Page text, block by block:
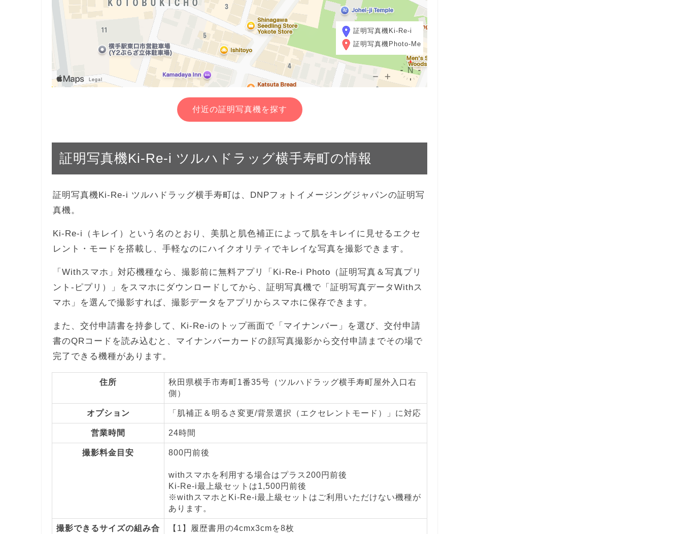
証明写真機Ki-Re-i
証明写真機Photo-Me
付近の証明写真機を探す
証明写真機Ki-Re-i ツルハドラッグ横手寿町の情報
証明写真機Ki-Re-i ツルハドラッグ横手寿町は、DNPフォトイメージングジャパンの証明写
真機。
Ki-Re-i（キレイ）という名のとおり、美肌と肌色補正によって肌をキレイに見せるエクセ
レント・モードを搭載し、手軽なのにハイクオリティでキレイな写真を撮影できます。
「Withスマホ」対応機種なら、撮影前に無料アプリ「Ki-Re-i Photo（証明写真＆写真プリ
ント-ピプリ）」をスマホにダウンロードしてから、証明写真機で「証明写真データWithス
マホ」を選んで撮影すれば、撮影データをアプリからスマホに保存できます。
また、交付申請書を持参して、Ki-Re-iのトップ画面で「マイナンバー」を選び、交付申請
書のQRコードを読み込むと、マイナンバーカードの顔写真撮影から交付申請までその場で
完了できる機種があります。
住所
秋田県横手市寿町1番35号（ツルハドラッグ横手寿町屋外入口右
側）
オプション 「肌補正＆明るさ変更/背景選択（エクセレントモード）」に対応
営業時間 24時間
撮影料金目安 800円前後
withスマホを利用する場合はプラス200円前後
Ki-Re-i最上級セットは1,500円前後
※withスマホとKi-Re-i最上級セットはご利用いただけない機種が
あります。
撮影できるサイズの組み合
【1】履歴書用の4cmx3cmを8枚